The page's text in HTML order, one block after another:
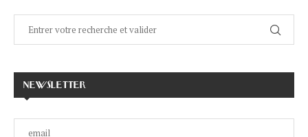
NEWSLETTER